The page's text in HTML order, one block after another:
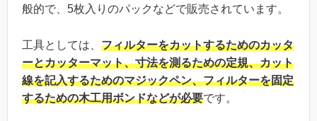
般的で、5枚入りのパックなどで販売されています。
工具としては、 フィルターをカットするためのカッタ
ーとカッターマット、寸法を測るための定規、カット
線を記入するためのマジックペン、フィルターを固定
するための木工用ボンドなどが必要です。